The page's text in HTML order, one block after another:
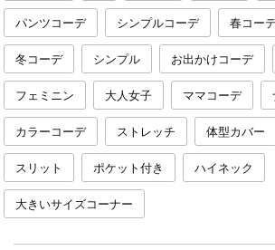
パンツコーデ シンプルコーデ 春コー
冬コーデ シンプル お出かけコーデ
フェミニン 大人女子 ママコーデ
カラーコーデ ストレッチ 体型カバー
スリット ポケット付き ハイネック
大きいサイズコーナー